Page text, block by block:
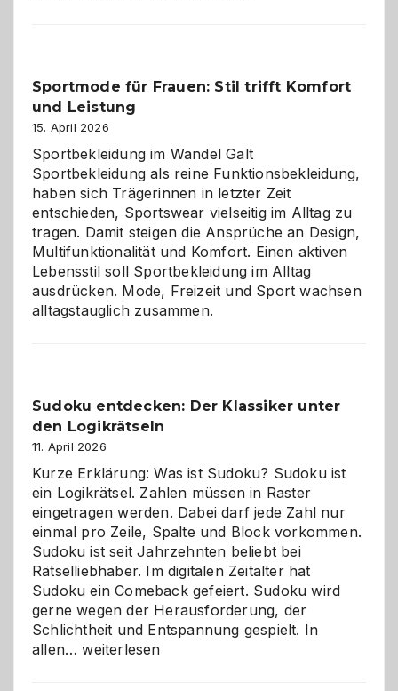
gegen
Chaos
Sportmode für Frauen: Stil trifft Komfort
und Leistung
15. April 2026
Sportbekleidung im Wandel Galt
Sportbekleidung als reine Funktionsbekleidung,
haben sich Trägerinnen in letzter Zeit
entschieden, Sportswear vielseitig im Alltag zu
tragen. Damit steigen die Ansprüche an Design,
Multifunktionalität und Komfort. Einen aktiven
Lebensstil soll Sportbekleidung im Alltag
ausdrücken. Mode, Freizeit und Sport wachsen
alltagstauglich zusammen.
Sudoku entdecken: Der Klassiker unter
den Logikrätseln
11. April 2026
Kurze Erklärung: Was ist Sudoku? Sudoku ist
ein Logikrätsel. Zahlen müssen in Raster
eingetragen werden. Dabei darf jede Zahl nur
einmal pro Zeile, Spalte und Block vorkommen.
Sudoku ist seit Jahrzehnten beliebt bei
Rätselliebhaber. Im digitalen Zeitalter hat
Sudoku ein Comeback gefeiert. Sudoku wird
gerne wegen der Herausforderung, der
Schlichtheit und Entspannung gespielt. In
allen…Sudoku
weiterlesen